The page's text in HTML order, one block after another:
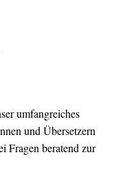
umfangreiches
und Übersetzern
Fragen beratend zur